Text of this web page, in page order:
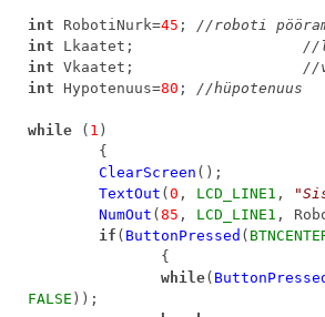
int RobotiNurk=45 ; //roboti
int Lkaatet;
//
int Vkaatet;
//
int Hypotenuus=80 ; //hüpotenuus
while ( 1 )
{
ClearScreen ();
TextOut ( 0 , LCD_LINE1 ,
NumOut ( 85 , LCD_LINE1 ,
if ( ButtonPressed (
{
while(
FALSE ));